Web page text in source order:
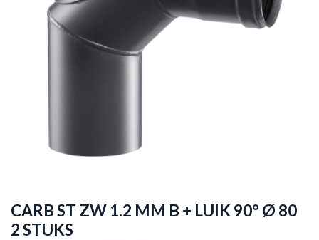
CARB ST ZW 1.2 MM B + LUIK 90° Ø 80
2 STUKS